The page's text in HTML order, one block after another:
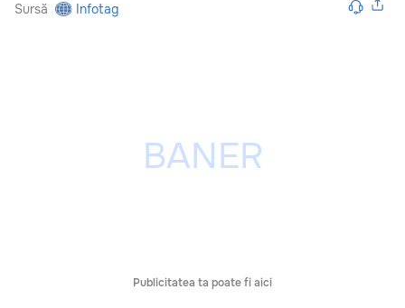
Sursă Infotag
Publicitatea ta poate fi aici